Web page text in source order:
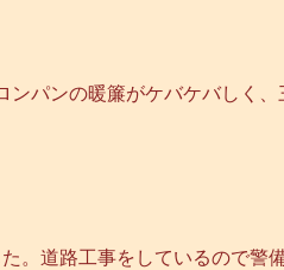
パンの暖簾がケバケバしく
。道路工事をしているので警